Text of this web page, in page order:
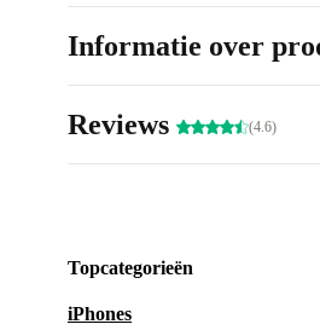
Informatie over
Reviews (4.6)
Topcategorieën
iPhones